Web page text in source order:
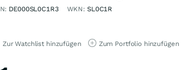
DE000SL0C1R3 WKN: SL0C1R
Zur Watchlist hinzufügen Zum Portfolio hinzufügen